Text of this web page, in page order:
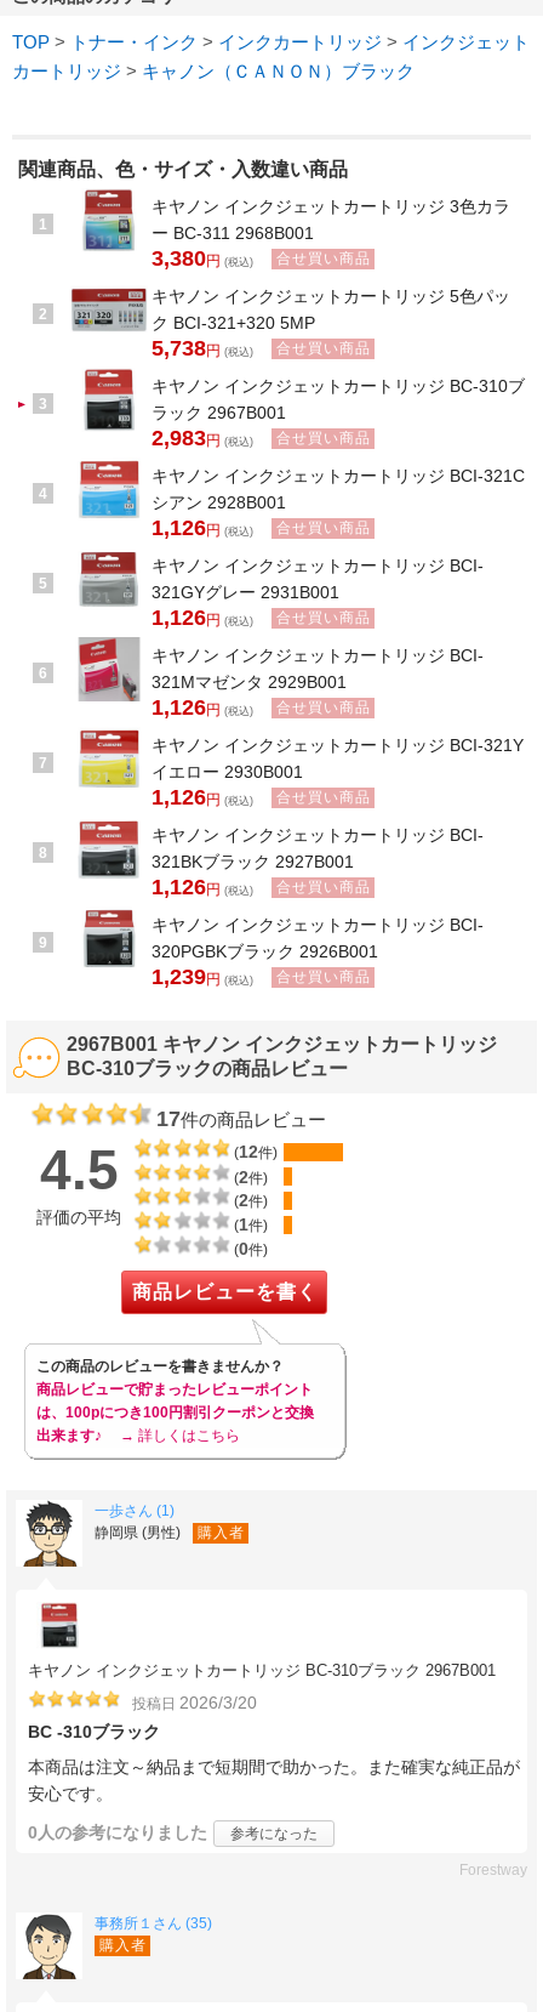
TOP > トナー・インク > インクカートリッジ > インクジェット
カートリッジ > キャノン（ＣＡＮＯＮ）ブラック
関連商品、色・サイズ・入数違い商品
1
キヤノン インクジェットカートリッジ 3色カラ
ー BC-311 2968B001
3,380円 (税込) 合せ買い商品
2
キヤノン インクジェットカートリッジ 5色パッ
ク BCI-321+320 5MP
5,738円 (税込) 合せ買い商品
3
キヤノン インクジェットカートリッジ BC-310ブ
ラック 2967B001
2,983円 (税込) 合せ買い商品
4
キヤノン インクジェットカートリッジ BCI-321C
シアン 2928B001
1,126円 (税込) 合せ買い商品
5
キヤノン インクジェットカートリッジ BCI-
321GYグレー 2931B001
1,126円 (税込) 合せ買い商品
6
キヤノン インクジェットカートリッジ BCI-
321Mマゼンタ 2929B001
1,126円 (税込) 合せ買い商品
7
キヤノン インクジェットカートリッジ BCI-321Y
イエロー 2930B001
1,126円 (税込) 合せ買い商品
8
キヤノン インクジェットカートリッジ BCI-
321BKブラック 2927B001
1,126円 (税込) 合せ買い商品
9
キヤノン インクジェットカートリッジ BCI-
320PGBKブラック 2926B001
1,239円 (税込) 合せ買い商品
2967B001 キヤノン インクジェットカートリッジ
BC-310ブラックの商品レビュー
17件の商品レビュー
4.5
評価の平均
(12件)
(2件)
(2件)
(1件)
(0件)
商品レビューを書く
この商品のレビューを書きませんか？
商品レビューで貯まったレビューポイント
は、100pにつき100円割引クーポンと交換
出来ます♪
→ 詳しくはこちら
一歩さん (1)
静岡県 (男性)
購入者
キヤノン インクジェットカートリッジ BC-310ブラック 2967B001
投稿日 2026/3/20
BC -310ブラック
本商品は注文～納品まで短期間で助かった。また確実な純正品が
安心です。
0人の参考になりました 参考になった
Forestway
事務所１さん (35)
購入者